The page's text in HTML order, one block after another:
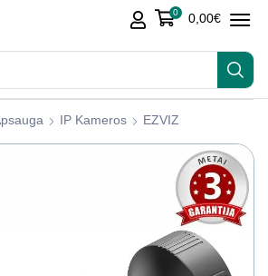
0 0,00€
IP Kameros EZVIZ